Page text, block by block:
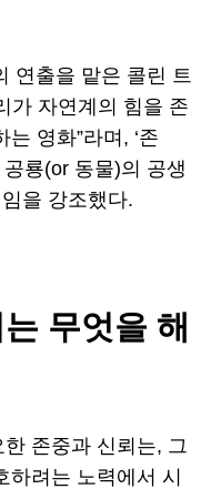
연출을 맡은 콜린 트
가 자연계의 힘을 존
영화”라며, ‘존
공룡(or 동물)의 공생
을 강조했다.
무엇을 해
존중과 신뢰는, 그
하려는 노력에서 시